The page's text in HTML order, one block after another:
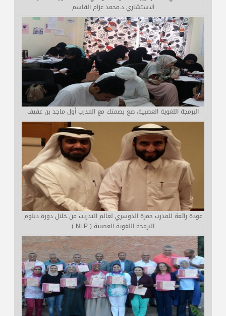
الاستشاري د.محمد عزام القاسم
البرمجة اللغوية العصبية، ضع بصمتك مع المدرب أول ماجد بن عفيف
عودة رائعة للمدرب حمزة الدوسري لعالم التدريب من خلال دورة دبلوم
البرمجة اللغوية العصبية ( NLP )